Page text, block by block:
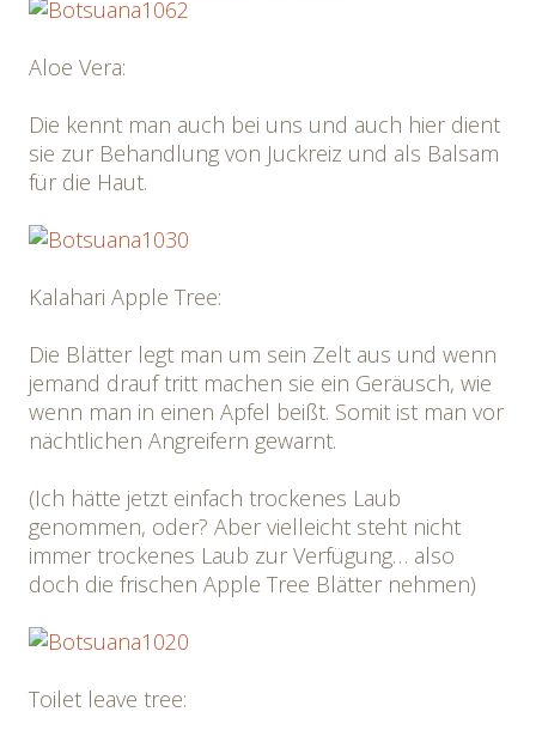
Aloe Vera:
Die kennt man auch bei uns und auch hier dient
sie zur Behandlung von Juckreiz und als Balsam
für die Haut.
Kalahari Apple Tree:
Die Blätter legt man um sein Zelt aus und wenn
jemand drauf tritt machen sie ein Geräusch, wie
wenn man in einen Apfel beißt. Somit ist man vor
nächtlichen Angreifern gewarnt.
(Ich hätte jetzt einfach trockenes Laub
genommen, oder? Aber vielleicht steht nicht
immer trockenes Laub zur Verfügung… also
doch die frischen Apple Tree Blätter nehmen)
Toilet leave tree: